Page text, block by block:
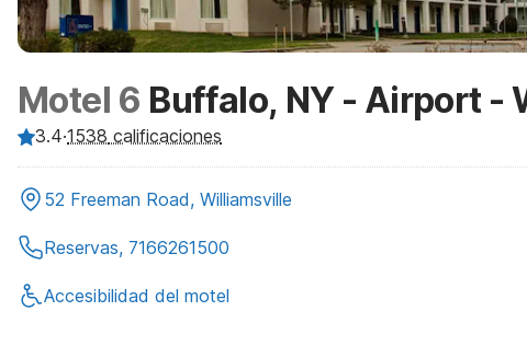
Motel 6 Buffalo, NY - Airport -
3.4·1538 calificaciones
52 Freeman Road, Williamsville
Reservas, 7166261500
Accesibilidad del motel